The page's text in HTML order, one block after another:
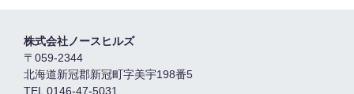
株式会社ノースヒルズ
〒059-2344
北海道新冠郡新冠町字美宇198番5
TEL 0146-47-5031